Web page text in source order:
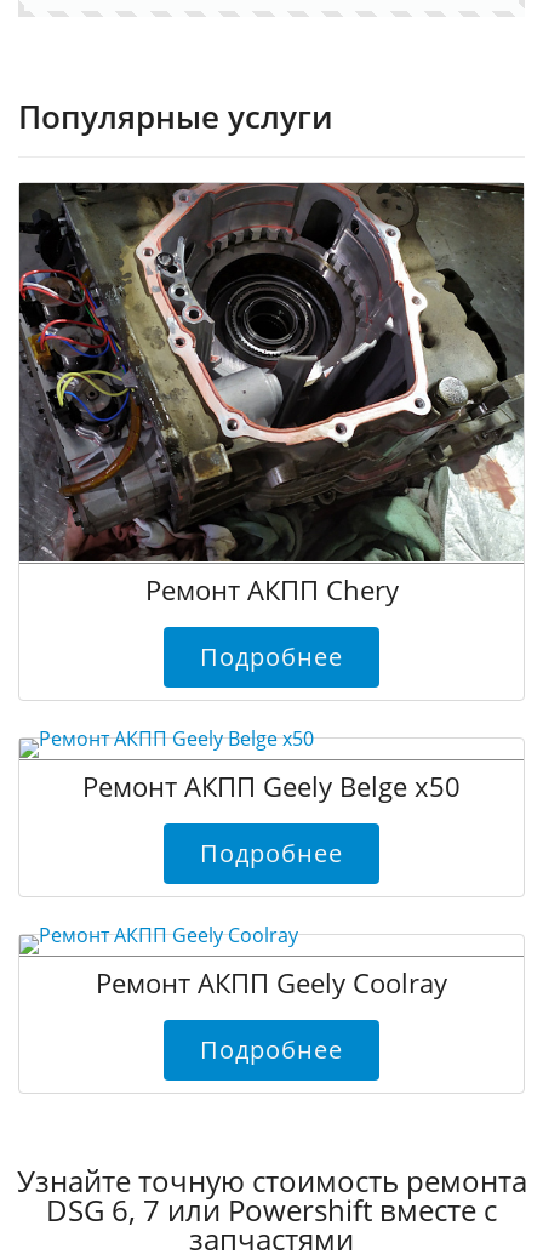
Популярные услуги
Ремонт АКПП Chery
Подробнее
Ремонт АКПП Geely Belge x50
Подробнее
Ремонт АКПП Geely Coolray
Подробнее
Узнайте точную стоимость ремонта
DSG 6, 7 или Powershift вместе с
запчастями